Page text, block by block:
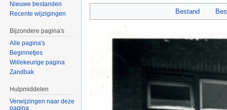
Bestand
Nieuwe bestanden
Recente wijzigingen
Bijzondere pagina's
Alle pagina's
Beginnetjes
Willekeurige pagina
Zandbak
Hulpmiddelen
Verwijzingen naar deze
pagina